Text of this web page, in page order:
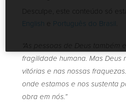
Desculpe, este conteúdo só
English e Português do Brasil.
“As pessoas de Deus também
fragilidade humana. Mas Deus
vitórias e nas nossas
onde estamos e nos sustenta
obra em nós.”